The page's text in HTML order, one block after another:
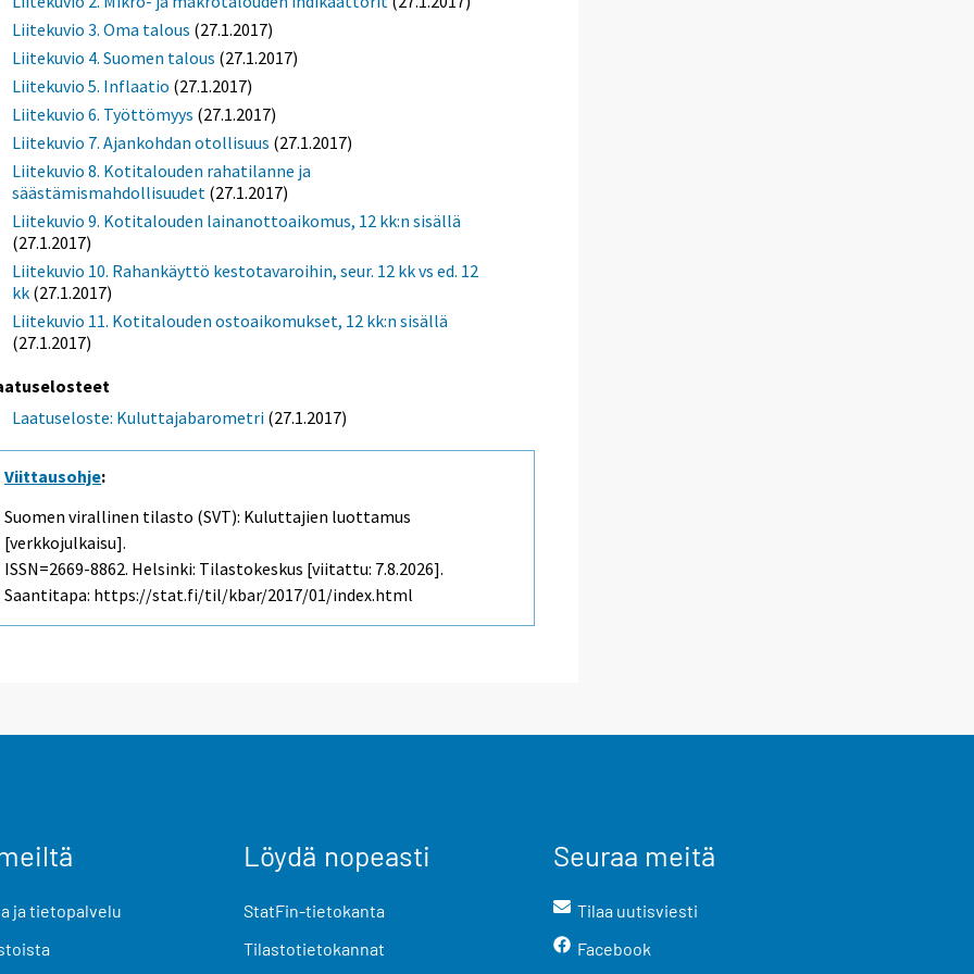
Liitekuvio 3. Oma talous (27.1.2017)
Liitekuvio 4. Suomen talous (27.1.2017)
Liitekuvio 5. Inflaatio (27.1.2017)
Liitekuvio 6. Työttömyys (27.1.2017)
Liitekuvio 7. Ajankohdan otollisuus (27.1.2017)
Liitekuvio 8. Kotitalouden rahatilanne ja
säästämismahdollisuudet (27.1.2017)
Liitekuvio 9. Kotitalouden lainanottoaikomus, 12 kk:n sisällä
(27.1.2017)
Liitekuvio 10. Rahankäyttö kestotavaroihin, seur. 12 kk vs ed. 12
kk (27.1.2017)
Liitekuvio 11. Kotitalouden ostoaikomukset, 12 kk:n sisällä
(27.1.2017)
Laatuseloste: Kuluttajabarometri (27.1.2017)
Viittausohje:
Suomen virallinen tilasto (SVT): Kuluttajien luottamus
[verkkojulkaisu].
ISSN=2669-8862. Helsinki: Tilastokeskus [viitattu: 7.8.2026].
Saantitapa: https://stat.fi/til/kbar/2017/01/index.html
ja tietopalvelu
Löydä nopeasti
StatFin-tietokanta
Tilastotietokannat
Seuraa meitä
Tilaa uutisviesti
Facebook